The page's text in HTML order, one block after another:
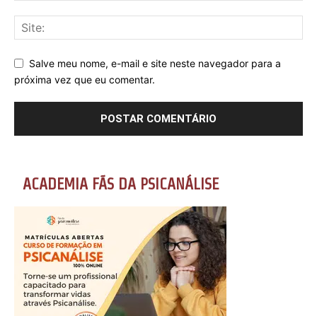
Salve meu nome, e-mail e site neste navegador para a
próxima vez que eu comentar.
ACADEMIA FÃS DA PSICANÁLISE